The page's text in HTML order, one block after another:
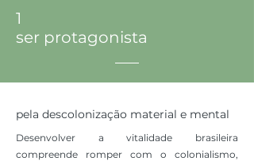
1
ser protagonista
pela descolonização material e mental
Desenvolver a vitalidade brasileira
compreende romper com o colonialismo,